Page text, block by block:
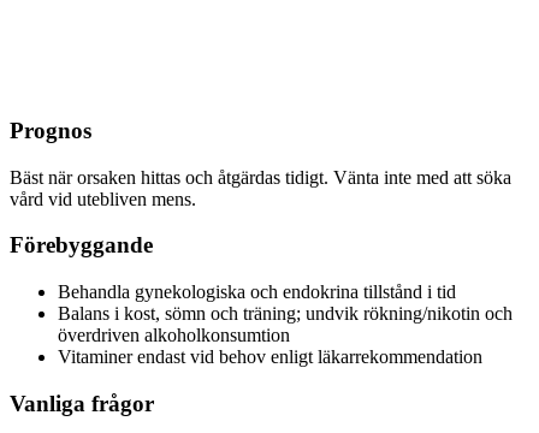
Prognos
Bäst när orsaken hittas och åtgärdas tidigt. Vänta inte med att söka
vård vid utebliven mens.
Förebyggande
Behandla gynekologiska och endokrina tillstånd i tid
Balans i kost, sömn och träning; undvik rökning/nikotin och
överdriven alkoholkonsumtion
Vitaminer endast vid behov enligt läkarrekommendation
Vanliga frågor